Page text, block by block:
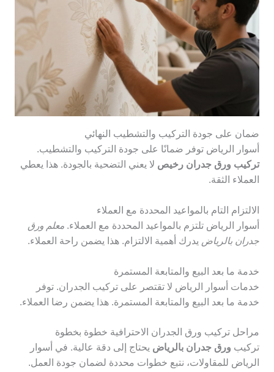
ضمان على جودة التركيب والتشطيب النهائي
أسوار الرياض توفر ضمانًا على جودة التركيب والتشطيب.
تركيب ورق جدران رخيص لا يعني التضحية بالجودة. هذا يعطي
العملاء الثقة.
الالتزام التام بالمواعيد المحددة مع العملاء
أسوار الرياض تلتزم بالمواعيد المحددة مع العملاء. معلم ورق
جدران بالرياض يدرك أهمية الالتزام. هذا يضمن راحة العملاء.
خدمة ما بعد البيع والمتابعة المستمرة
خدمات أسوار الرياض لا تقتصر على تركيب الجدران. توفر
خدمة ما بعد البيع والمتابعة المستمرة. هذا يضمن رضا العملاء.
مراحل تركيب ورق الجدران الاحترافية خطوة بخطوة
تركيب ورق جدران بالرياض يحتاج إلى دقة عالية. في أسوار
الرياض للمقاولات، نتبع خطوات محددة لضمان جودة العمل.